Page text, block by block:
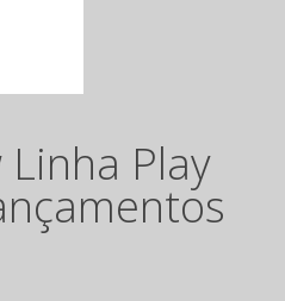
Linha Play